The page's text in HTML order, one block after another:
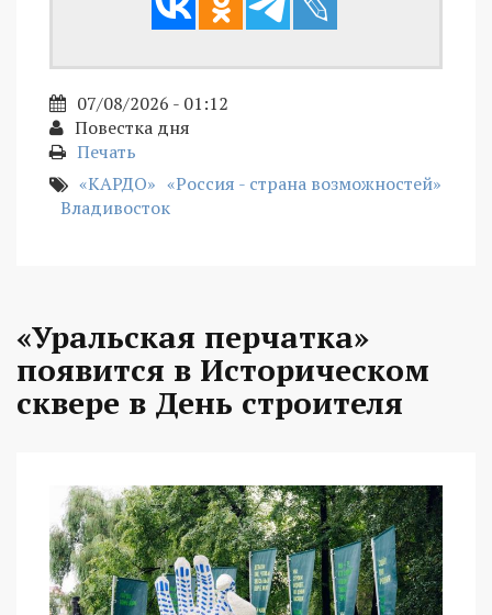
07/08/2026 - 01:12
Повестка дня
Печать
«КАРДО» «Россия - страна возможностей»
Владивосток
«Уральская перчатка»
появится в Историческом
сквере в День строителя